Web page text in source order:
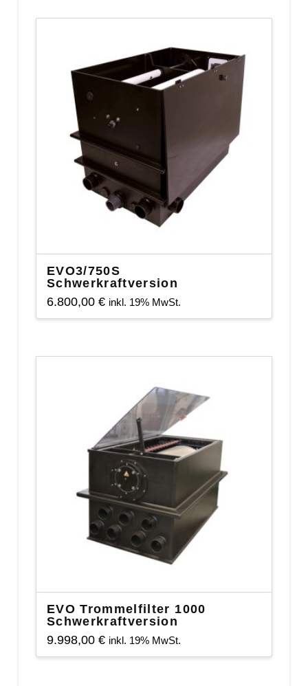
EVO3/750S
Schwerkraftversion
6.800,00 € inkl. 19% MwSt.
EVO Trommelfilter 1000
Schwerkraftversion
9.998,00 € inkl. 19% MwSt.